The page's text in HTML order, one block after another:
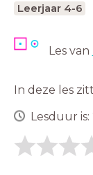
Leerjaar 4-6
Les van
In deze les
Lesduur is: